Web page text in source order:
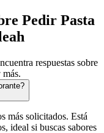
Pedir Pasta
respuestas sobre
más.
más solicitados. Está
ideal si buscas sabores